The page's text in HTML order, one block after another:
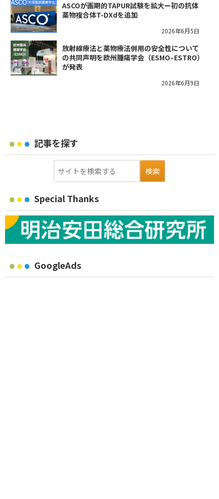
ASCOが画期的TAPUR試験を拡大ー初の抗体
薬物複合体T-DXdを追加
2026年6月5日
放射線療法と薬物療法併用の安全性について
の共同声明を欧州腫瘍学会（ESMO–ESTRO）
が発表
2026年6月9日
記事を探す
Special Thanks
GoogleAds